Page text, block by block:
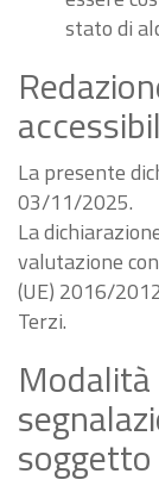
stato di
La presente
03/11/2025.
La
valutazione
(UE) 2016/
Terzi.